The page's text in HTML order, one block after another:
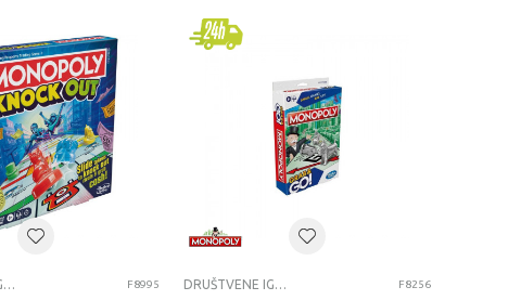
DRUŠTVENE IGRE F8995 DRUŠTVENE IGRE F8256